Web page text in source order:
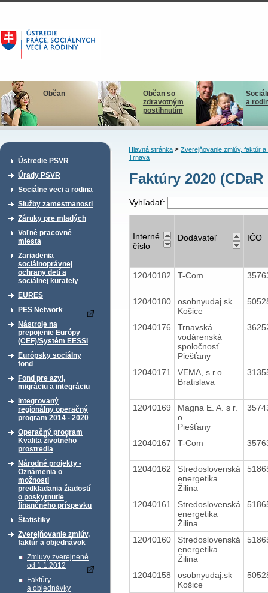
Občan
Občan so
zdravotným
postihnutím
a
Ústredie PSVR
Úrady PSVR
Sociálne veci a rodina
Služby zamestnanosti
Záruky pre mladých
Voľné pracovné
miesta
Zariadenia
sociálnoprávnej
ochrany detí a
sociálnej kurately
EURES
PES Network
Nástroje na
prepojenie Európy
(CEF)/Systém EESSI
Európsky sociálny
fond
Fond pre azyl,
migráciu a integráciu
Integrovaný
regionálny operačný
program 2014 - 2020
Operačný program
Kvalita životného
prostredia
Národné projekty -
Oznámenia o
možnosti
predkladania žiadostí
o poskytnutie
finančného príspevku
Štatistiky
Zverejňovanie zmlúv,
faktúr a objednávok
Zmluvy zverejnené
od 1.1.2012
Faktúry
a objednávky
Hlavná stránka> Zverejňovanie zmlúv, faktúr a
Trnava
Faktúry 2020
Vyhľadať:
Interné
číslo
Dodávateľ IČO
12040182 T-Com
12040180
osobnyudaj.sk
Košice
12040176
Trnavská
vodárenská
spoločnosť
Piešťany
12040171
VEMA, s.r.o.
Bratislava
12040169
Magna E. A. s r.
o.
Piešťany
12040167 T-Com
12040162
Stredoslovenská
energetika
Žilina
12040161
Stredoslovenská
energetika
Žilina
12040160
Stredoslovenská
energetika
Žilina
12040158
osobnyudaj.sk
Košice